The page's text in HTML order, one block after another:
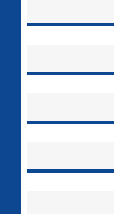
לכל מוצרי היצרן